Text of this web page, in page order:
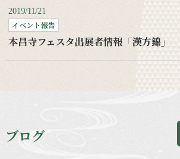
2019/11/21
イベント報告
本昌寺フェスタ出展者情報「漢方錦」
ブログ